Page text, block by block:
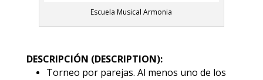
Escuela Musical Armonia
DESCRIPCIÓN (DESCRIPTION):
Torneo por parejas. Al menos uno de los